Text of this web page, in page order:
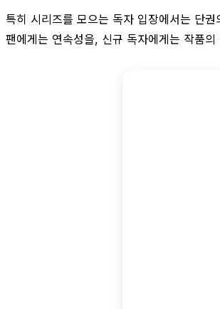
특히 시리즈를 모으는 독자 입장에서는 단권
팬에게는 연속성을, 신규 독자에게는 작품